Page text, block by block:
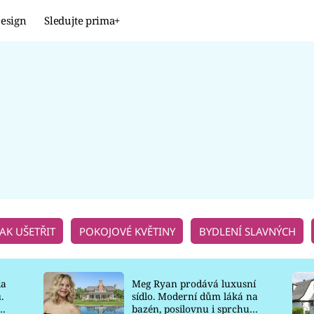
Sledujte prima+
UŠETŘIT POKOJOVÉ KVĚTINY BYDLENÍ SLAVNÝCH
Meg Ryan prodává luxusní
sídlo. Moderní dům láká na
bazén, posilovnu i sprchu